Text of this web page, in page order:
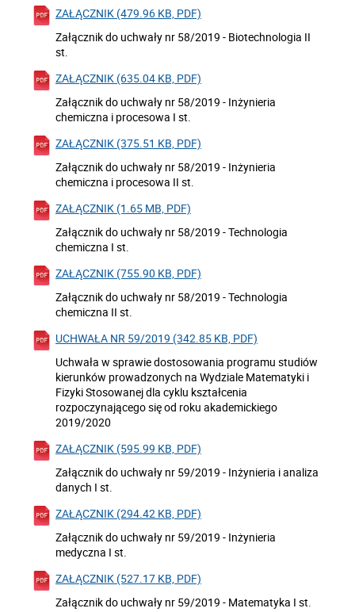
ZAŁĄCZNIK (479.96 KB, PDF)
Załącznik do uchwały nr 58/2019 - Biotechnologia II
st.
ZAŁĄCZNIK (635.04 KB, PDF)
Załącznik do uchwały nr 58/2019 - Inżynieria
chemiczna i procesowa I st.
ZAŁĄCZNIK (375.51 KB, PDF)
Załącznik do uchwały nr 58/2019 - Inżynieria
chemiczna i procesowa II st.
ZAŁĄCZNIK (1.65 MB, PDF)
Załącznik do uchwały nr 58/2019 - Technologia
chemiczna I st.
ZAŁĄCZNIK (755.90 KB, PDF)
Załącznik do uchwały nr 58/2019 - Technologia
chemiczna II st.
UCHWAŁA NR 59/2019 (342.85 KB, PDF)
Uchwała w sprawie dostosowania programu studiów
kierunków prowadzonych na Wydziale Matematyki i
Fizyki Stosowanej dla cyklu kształcenia
rozpoczynającego się od roku akademickiego
2019/2020
ZAŁĄCZNIK (595.99 KB, PDF)
Załącznik do uchwały nr 59/2019 - Inżynieria i analiza
danych I st.
ZAŁĄCZNIK (294.42 KB, PDF)
Załącznik do uchwały nr 59/2019 - Inżynieria
medyczna I st.
ZAŁĄCZNIK (527.17 KB, PDF)
Załącznik do uchwały nr 59/2019 - Matematyka I st.